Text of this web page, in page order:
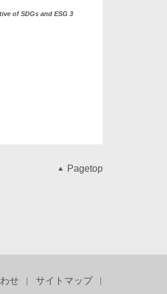
of SDGs and ESG 3
Pagetop
せ サイトマップ